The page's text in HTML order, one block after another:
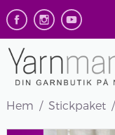
Hem Stickpaket